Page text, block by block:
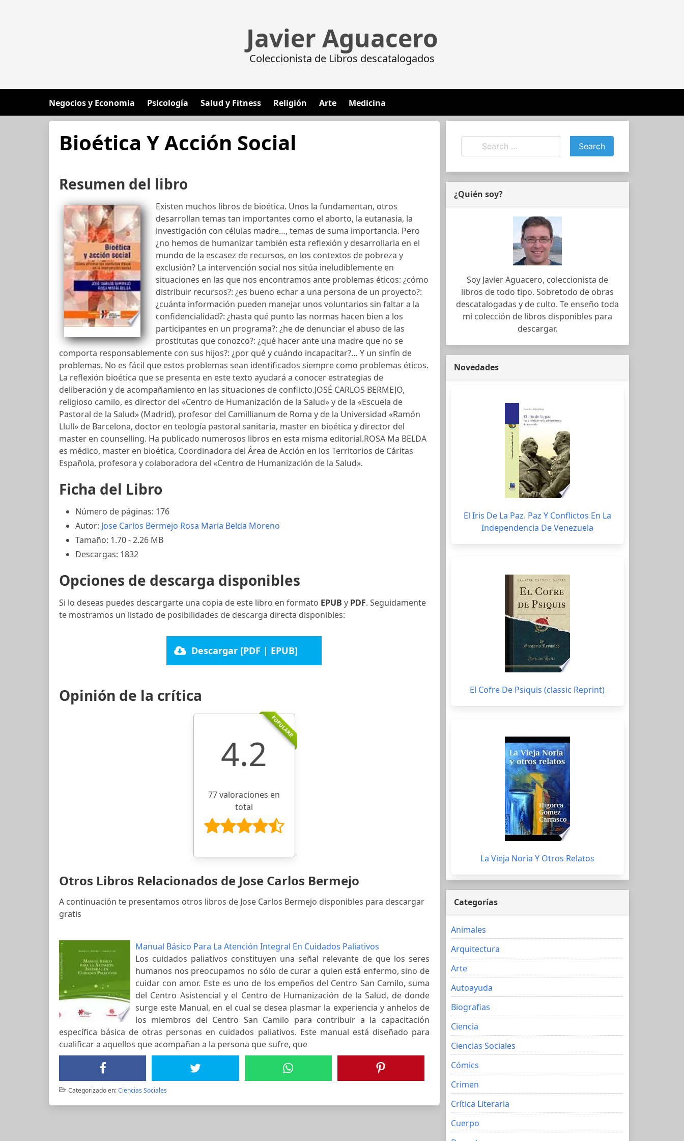
Javier Aguacero
Coleccionista de Libros descatalogados
Negocios y Economia Psicología Salud y Fitness Religión Arte Medicina
Bioética Y Acción Social
Resumen del libro
Existen muchos libros de bioética. Unos la fundamentan, otros
desarrollan temas tan importantes como el aborto, la eutanasia, la
investigación con células madre…, temas de suma importancia. Pero
¿no hemos de humanizar también esta reflexión y desarrollarla en el
mundo de la escasez de recursos, en los contextos de pobreza y
exclusión? La intervención social nos sitúa ineludiblemente en
situaciones en las que nos encontramos ante problemas éticos: ¿cómo
distribuir recursos?: ¿es bueno echar a una persona de un proyecto?:
¿cuánta información pueden manejar unos voluntarios sin faltar a la
confidencialidad?: ¿hasta qué punto las normas hacen bien a los
participantes en un programa?: ¿he de denunciar el abuso de las
prostitutas que conozco?: ¿qué hacer ante una madre que no se
comporta responsablemente con sus hijos?: ¿por qué y cuándo incapacitar?… Y un sinfín de
problemas. No es fácil que estos problemas sean identificados siempre como problemas éticos.
La reflexión bioética que se presenta en este texto ayudará a conocer estrategias de
deliberación y de acompañamiento en las situaciones de conflicto.JOSÉ CARLOS BERMEJO,
religioso camilo, es director del «Centro de Humanización de la Salud» y de la «Escuela de
Pastoral de la Salud» (Madrid), profesor del Camillianum de Roma y de la Universidad «Ramón
Llull» de Barcelona, doctor en teología pastoral sanitaria, master en bioética y director del
master en counselling. Ha publicado numerosos libros en esta misma editorial.ROSA Ma BELDA
es médico, master en bioética, Coordinadora del Área de Acción en los Territorios de Cáritas
Española, profesora y colaboradora del «Centro de Humanización de la Salud».
Ficha del Libro
Número de páginas: 176
Autor: Jose Carlos Bermejo Rosa Maria Belda Moreno
Tamaño: 1.70 - 2.26 MB
Descargas: 1832
Opciones de descarga disponibles
Si lo deseas puedes descargarte una copia de este libro en formato EPUB y PDF. Seguidamente
te mostramos un listado de posibilidades de descarga directa disponibles:
Descargar [PDF | EPUB]
Opinión de la crítica
POPULARR
4.2
77 valoraciones en
total
Otros Libros Relacionados de Jose Carlos Bermejo
A continuación te presentamos otros libros de Jose Carlos Bermejo disponibles para descargar
gratis
Manual Básico Para La Atención Integral En Cuidados Paliativos
Los cuidados paliativos constituyen una señal relevante de que los seres
humanos nos preocupamos no sólo de curar a quien está enfermo, sino de
cuidar con amor. Este es uno de los empeños del Centro San Camilo, suma
del Centro Asistencial y el Centro de Humanización de la Salud, de donde
surge este Manual, en el cual se desea plasmar la experiencia y anhelos de
los miembros del Centro San Camilo para contribuir a la capacitación
específica básica de otras personas en cuidados paliativos. Este manual está diseñado para
cualificar a aquellos que acompañan a la persona que sufre, que
Categorizado en:Ciencias Sociales
¿Quién soy?
Soy Javier Aguacero, coleccionista de
libros de todo tipo. Sobretodo de obras
descatalogadas y de culto. Te enseño toda
mi colección de libros disponibles para
descargar.
Novedades
El Iris De La Paz. Paz Y Conflictos En La
Independencia De Venezuela
El Cofre De Psiquis (classic Reprint)
La Vieja Noria Y Otros Relatos
Categorías
Animales
Arquitectura
Arte
Autoayuda
Biografias
Ciencia
Ciencias Sociales
Cómics
Crimen
Crítica Literaria
Cuerpo